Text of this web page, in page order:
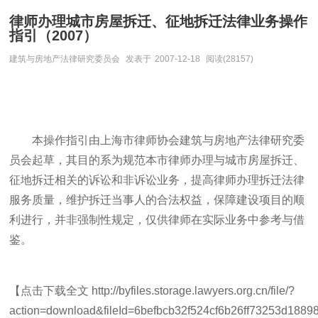
律师办理城市房屋拆迁、征地拆迁法律业务操作
指引（2007）
建筑与房地产法律研究委员会 发表于 2007-12-18 阅读(28157)
本操作指引由上海市律师协会建筑与房地产法律研究委
员会起草，其目的系为规范本市律师办理与城市房屋拆迁、
征地拆迁相关的诉讼和非诉讼业务，提高律师办理拆迁法律
服务质量，维护拆迁当事人的合法权益，保障建设项目的顺
利进行，并非强制性规定，仅供律师在实际业务中参考与借
鉴。
【点击下载全文 http://byfiles.storage.lawyers.org.cn/file/?